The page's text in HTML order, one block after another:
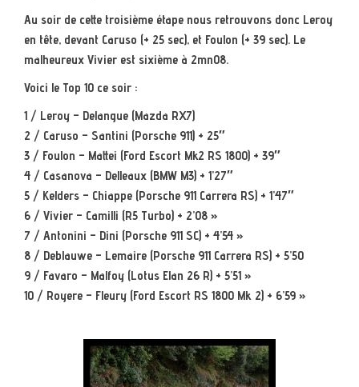
Au soir de cette troisième étape nous retrouvons donc Leroy
en tête, devant Caruso (+ 25 sec), et Foulon (+ 39 sec). Le
malheureux Vivier est sixième à 2mn08.
Voici le Top 10 ce soir :
1 / Leroy – Delangue (Mazda RX7)
2 / Caruso – Santini (Porsche 911) + 25″
3 / Foulon – Mattei (Ford Escort Mk2 RS 1800) + 39″
4 / Casanova – Delleaux (BMW M3) + 1’27″
5 / Kelders – Chiappe (Porsche 911 Carrera RS) + 1’47″
6 / Vivier – Camilli (R5 Turbo) + 2’08 »
7 / Antonini – Dini (Porsche 911 SC) + 4’54 »
8 / Deblauwe – Lemaire (Porsche 911 Carrera RS) + 5’50
9 / Favaro – Malfoy (Lotus Elan 26 R) + 5’51 »
10 / Royere – Fleury (Ford Escort RS 1800 Mk 2) + 6’59 »